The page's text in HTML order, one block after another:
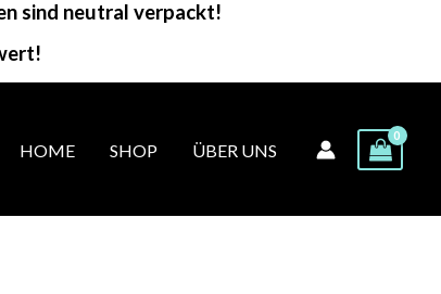
sind neutral verpackt!
HOME SHOP ÜBER UNS